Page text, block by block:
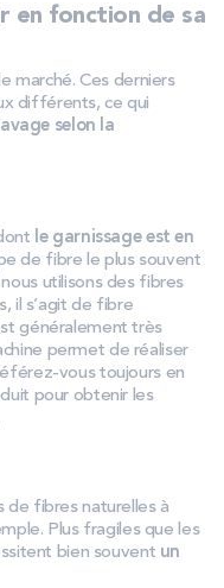
en fonction de sa
marché. Ces derniers
différents, ce qui
selon la
le garnissage est en
de fibre le plus souvent
utilisons des fibres
il s’agit de fibre
généralement très
permet de réaliser
vous toujours en
pour obtenir les
de fibres naturelles à
Plus fragiles que les
bien souvent un